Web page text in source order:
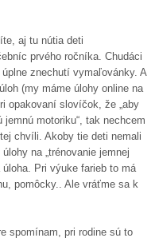
aj tu nútia deti
prvého ročníka. Chudáci
znechutí vymaľovánky. A
(my máme úlohy online na
opakovaní slovíčok, že „aby
motoriku“, tak nechcem
chvíli. Akoby tie deti nemali
na „trénovanie jemnej
úloha. Pri výuke farieb to má
pomôcky.. Ale vráťme sa k
spomínam, pri rodine sú to